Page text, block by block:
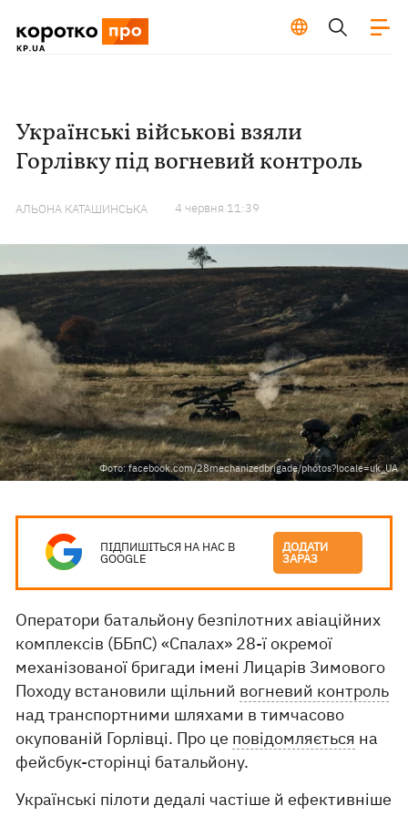
Українські військові взяли
Горлівку під вогневий контроль
АЛЬОНА КАТАШИНСЬКА 4 червня 11:39
Фото: facebook.com/28mechanizedbrigade/photos?locale=uk_UA
ПІДПИШІТЬСЯ НА НАС В
GOOGLE
ДОДАТИ
ЗАРАЗ
Оператори батальйону безпілотних авіаційних
комплексів (ББпС) «Спалах» 28-ї окремої
механізованої бригади імені Лицарів Зимового
Походу встановили щільний вогневий контроль
над транспортними шляхами в тимчасово
окупованій Горлівці. Про це повідомляється на
фейсбук-сторінці батальйону.
Українські пілоти дедалі частіше й ефективніше